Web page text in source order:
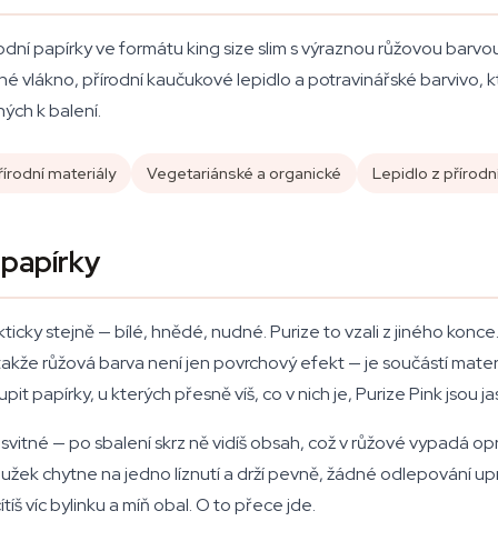
papírky ve formátu king size slim s výraznou růžovou
vlákno, přírodní kaučukové lepidlo a potravinářské barvivo,
k balení.
materiály Vegetariánské a organické Lepidlo z
stejně — bílé, hnědé, nudné. Purize to vzali z jiného
růžová barva není jen povrchový efekt — je součástí
papírky, u kterých přesně víš, co v nich je, Purize Pink jsou
— po sbalení skrz ně vidíš obsah, což v růžové vypadá
chytne na jedno líznutí a drží pevně, žádné odlepování
víc bylinku a míň obal. O to přece jde.